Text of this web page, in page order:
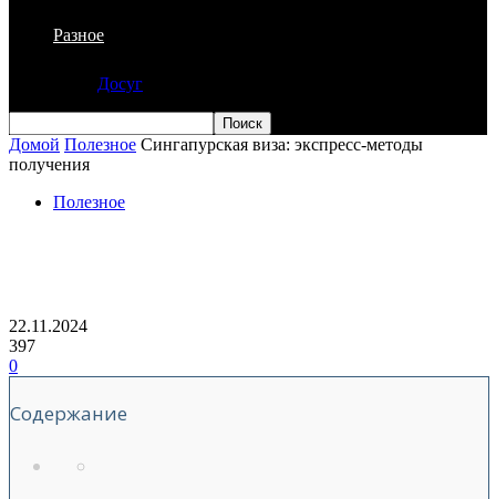
Разное
Досуг
Домой Полезное Сингапурская виза: экспресс-методы
получения
Полезное
22.11.2024
397
0
Содержание